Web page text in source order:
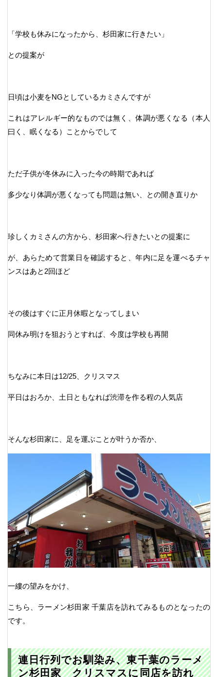
「学校も休みになったから、杉田家に行きたい」
との提案が
日頃は小麦をNGとしているカミさんですが
これはアレルギー的なものでは無く、体調が悪くなる（本人
曰く、眠くなる）ことからでして
ただ子供が冬休みに入った今の時期であれば
多少なり体調が悪くなっても問題は無い、との開き直りか
珍しくカミさんの方から、杉田家へ行きたいとの提案に
が、あらためて営業日を確認すると、年内に足を運べるチャ
ンスはあと2回ほど
その後はすぐに正月休暇となってしまい
同休み明けを狙おうとすれば、今度は学校も再開
ちなみに本日は12/25、クリスマス
平日はおろか、土日ともなれば渋滞を作る程の人気店
そんな杉田家に、足を運ぶことが叶うか否か、
一縷の望みをかけ、
こちら、ラーメン杉田家 千葉店を訪れてみるものとなったの
です。
連日行列でお馴染み、東千葉のラーメ
ン杉田家 クリスマスに同店を訪れ